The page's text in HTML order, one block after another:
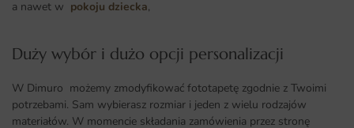
a nawet w pokoju dziecka,
Duży wybór i dużo opcji personalizacji ​
W Dimuro możemy zmodyfikować fototapetę zgodnie z Twoimi
potrzebami. Sam wybierasz rozmiar i jeden z wielu rodzajów
materiałów. W momencie składania zamówienia przez stronę